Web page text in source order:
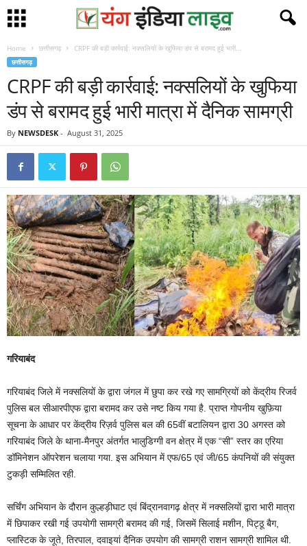
Home छत्तीसगढ़ CRPF की बड़ी कार्रवाई: नक्सलियों के खुफिया डंप से बरामद हुई भारी...
छत्तीसगढ़
CRPF की बड़ी कार्रवाई: नक्सलियों के खुफिया
डंप से बरामद हुई भारी मात्रा में दैनिक सामग्री
By NEWSDESK - August 31, 2025
गरियाबंद
गरियाबंद जिले में नक्सलियों के द्वारा जंगल में छुपा कर रखे गए सामग्रियों को केंद्रीय रिजर्व
पुलिस बल सीआरपीएफ द्वारा बरामद कर उसे नष्ट किय गया है. प्राप्त गोपनीय खुफ़िया
सूचना के आधार पर केंद्रीय रिज़र्व पुलिस बल की 65वीं बटालियन द्वारा 30 अगस्त को
गरियाबंद जिले के थाना-मैनपुर अंतर्गत भालुडिग्गी वन क्षेत्र में एक “सी” स्तर का एरिया
डॉमिनेशन ऑपरेशन चलाया गया. इस अभियान में एफ/65 एवं जी/65 कंपनियों की संयुक्त
टुकड़ी सम्मिलित रही.
सर्चिंग अभियान के दौरान कुल्हड़ीघाट एवं बिंद्रानवागढ़ क्षेत्र में नक्सलियों द्वारा भारी मात्रा
में छिपाकर रखी गई उपयोगी सामग्री बरामद की गई, जिसमें सिलाई मशीन, पिट्ठू बैग,
प्लास्टिक के जूते, तिरपाल, दवाइयां दैनिक उपयोग की सामग्री राशन सामग्री शामिल थी.